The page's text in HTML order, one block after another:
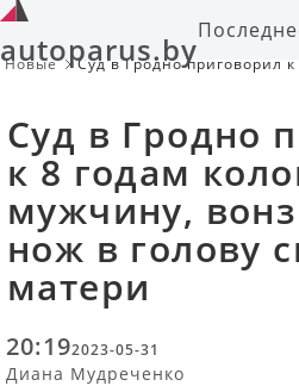
autoparus.by
Новые
Суд в Гродно приговорил к
Суд в Гродно
к 8 годам
мужчину,
нож в голову
матери
20:192023-05-31
Диана Мудреченко